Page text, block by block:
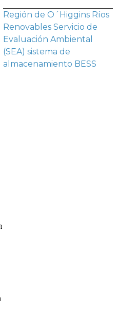
Región de O´Higgins Ríos
Renovables Servicio de
Evaluación Ambiental
(SEA) sistema de
almacenamiento BESS